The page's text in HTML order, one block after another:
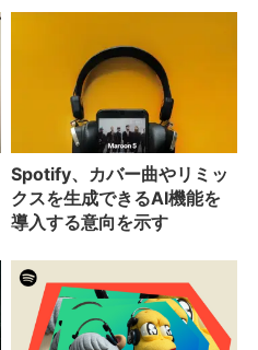
Spotify、カバー曲やリミッ
クスを生成できるAI機能を
導入する意向を示す